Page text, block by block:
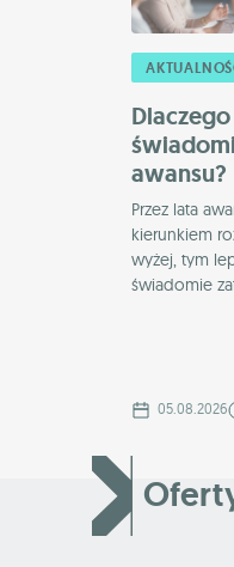
awansu?
Przez lata
kierunkiem
wyżej, tym
świadomie
05.08.2026